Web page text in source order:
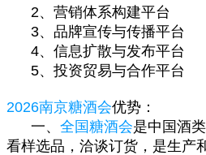
2、营销体系构建平台
3、品牌宣传与传播平台
4、信息扩散与发布平台
5、投资贸易与合作平台
2026南京糖酒会优势：
一、 全国糖酒会是中国酒
看样选品，洽谈订货，是生产